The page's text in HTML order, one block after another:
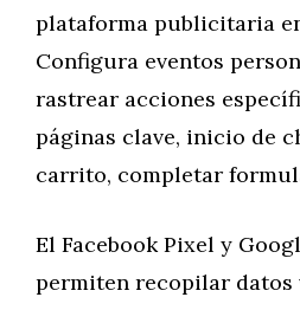
plataforma publicitaria
Configura eventos
rastrear acciones
páginas clave, inicio de
carrito, completar
El Facebook Pixel y
permiten recopilar datos